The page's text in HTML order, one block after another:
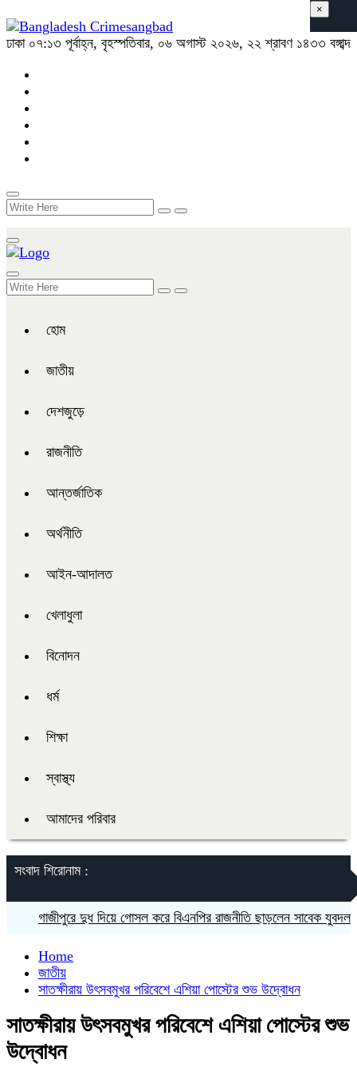
ঢাকা ০৭:১৩ পূর্বাহ্ন, বৃহস্পতিবার, ০৬ অগাস্ট ২০২৬, ২২ শ্রাবণ ১৪৩৩ বঙ্গাব্দ
হোম
জাতীয়
দেশজুড়ে
রাজনীতি
আন্তর্জাতিক
অর্থনীতি
আইন-আদালত
খেলাধুলা
বিনোদন
ধর্ম
শিক্ষা
স্বাস্থ্য
আমাদের পরিবার
সংবাদ শিরোনাম :
গাজীপুরে দুধ দিয়ে গোসল করে বিএনপির রাজনীতি ছাড়লেন সাবেক যুবদল নেতা
×
Home
জাতীয়
সাতক্ষীরায় উৎসবমুখর পরিবেশে এশিয়া পোস্টের শুভ উদ্বোধন
সাতক্ষীরায় উৎসবমুখর পরিবেশে এশিয়া পোস্টের শুভ
উদ্বোধন